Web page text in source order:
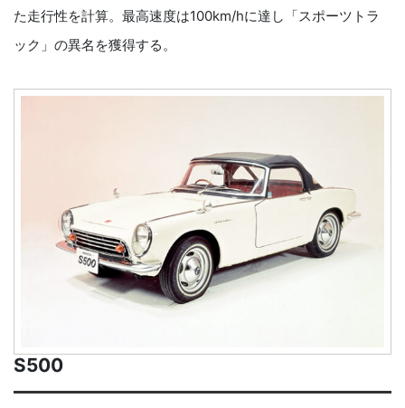
た走行性を計算。最高速度は100km/hに達し「スポーツトラ
ック」の異名を獲得する。
S500